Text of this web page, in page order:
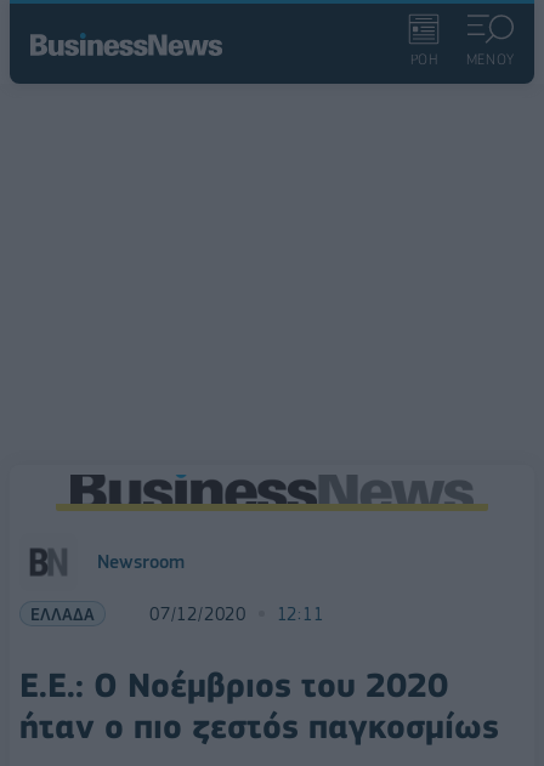
ΡΟΗ ΜΕΝΟΥ
Newsroom
ΕΛΛΑΔΑ 07/12/2020 12:11
Ε.Ε.: Ο Νοέμβριος του 2020
ήταν ο πιο ζεστός παγκοσμίως